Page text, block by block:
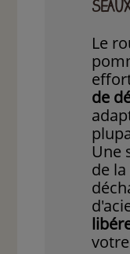
Le
de
Une
de